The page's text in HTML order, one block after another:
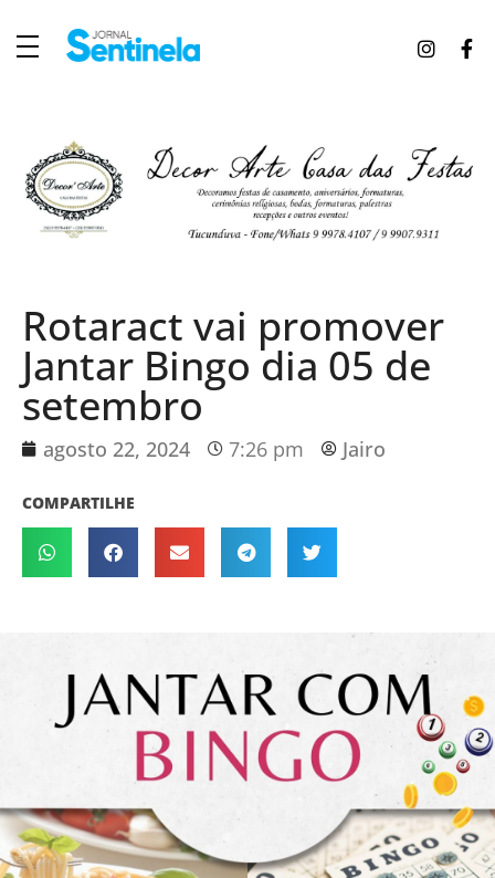
Rotaract vai promover
Jantar Bingo dia 05 de
setembro
agosto 22, 2024 7:26 pm Jairo
COMPARTILHE